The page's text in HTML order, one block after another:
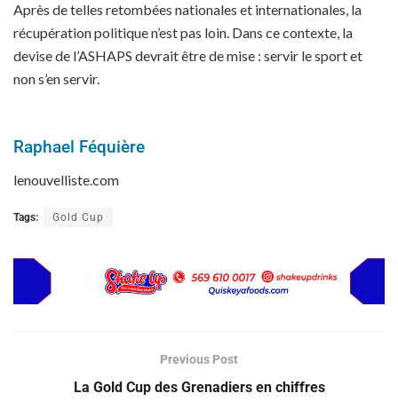
Après de telles retombées nationales et internationales, la
récupération politique n’est pas loin. Dans ce contexte, la
devise de l’ASHAPS devrait être de mise : servir le sport et
non s’en servir.
Raphael Féquière
lenouvelliste.com
Tags: Gold Cup
Previous Post
La Gold Cup des Grenadiers en chiffres